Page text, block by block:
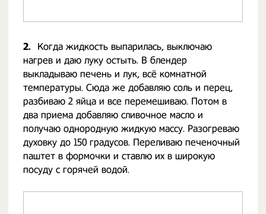
2.
Когда жидкость выпарилась, выключаю
нагрев и даю луку остыть. В блендер
выкладываю печень и лук, всё комнатной
температуры. Сюда же добавляю соль и перец,
разбиваю 2 яйца и все перемешиваю. Потом в
два приема добавляю сливочное масло и
получаю однородную жидкую массу. Разогреваю
духовку до 150 градусов. Переливаю печеночный
паштет в формочки и ставлю их в широкую
посуду с горячей водой.